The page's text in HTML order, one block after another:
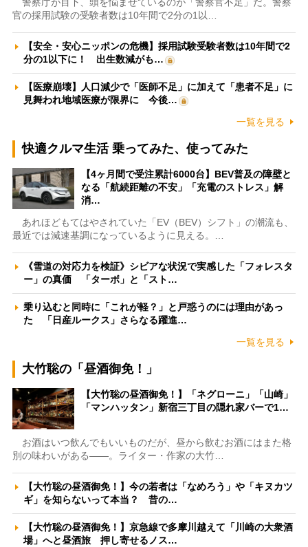
警察庁が目下、頭を悩ませているのが「警察官不足」だ。警察
官の採用試験の受験者数は10年間で2分の1以…
【安全・安心ニッポンの危機】採用試験受験者数は10年間で2
分の1以下に！ 出生数減がも…
【医療崩壊】人口減少で「医師不足」に加えて「患者不足」に
見舞われ地域医療が限界に 今後…
一覧を見る
快適クルマ生活 乗ってみた、使ってみた
【4ヶ月間で受注累計6000台】BEV普及の障壁と
なる「航続距離の不安」「充電のストレス」解
消…
あれほどもてはやされていた「EV（BEV）シフト」の潮流も、
最近では減速基調になっているように見える。…
《雪道の対応力を検証》シビアな状況で実感した「フォレスタ
ー」の真価 「ターボ」と「スト…
乗り込むと同時に「これが軽？」と戸惑うのには理由があっ
た 「日産ルークス」さらなる躍進…
一覧を見る
大竹聡の「昼酒御免！」
【大竹聡の昼酒御免！】「ネグローニ」「山崎」
「マンハッタン」新宿三丁目の隠れ家バーで1…
お酒はいつ飲んでもいいものだが、昼から飲むお酒にはまた格
別の味わいがある――。ライター・作家の大竹…
【大竹聡の昼酒御免！】今の若者は「なめろう」や「キヌカツ
ギ」を知らないって本当？ 昔の…
【大竹聡の昼酒御免！】京急線で多摩川越えて「川崎の大衆酒
場」へと昼酒旅 押し寄せるノス…